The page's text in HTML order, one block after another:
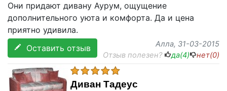
Они придают дивану Аурум, ощущение
дополнительного уюта и комфорта. Да и цена
приятно удивила.
Оставить отзыв
Алла, 31-03-2015
Отзыв полезен?
да(4) нет(0)
Диван Тадеус